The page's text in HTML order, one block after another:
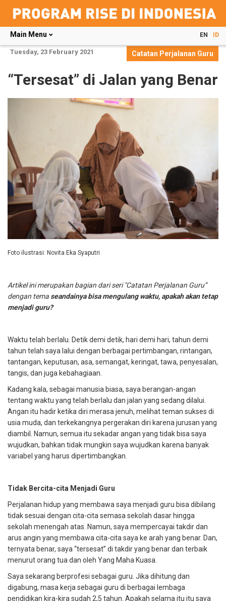
Skip
content
Main Menu EN ID
Catatan Perjalanan Guru
Tuesday, 23 February 2021
“Tersesat” di Jalan yang Benar
Foto ilustrasi: Novita Eka Syaputri
Artikel ini merupakan bagian dari seri "Catatan Perjalanan Guru”
dengan tema seandainya bisa mengulang waktu, apakah akan tetap
menjadi guru?
Waktu telah berlalu. Detik demi detik, hari demi hari, tahun demi
tahun telah saya lalui dengan berbagai pertimbangan, rintangan,
tantangan, keputusan, asa, semangat, keringat, tawa, penyesalan,
tangis, dan juga kebahagiaan.
Kadang kala, sebagai manusia biasa, saya berangan-angan
tentang waktu yang telah berlalu dan jalan yang sedang dilalui.
Angan itu hadir ketika diri merasa jenuh, melihat teman sukses di
usia muda, dan terkekangnya pergerakan diri karena jurusan yang
diambil. Namun, semua itu sekadar angan yang tidak bisa saya
wujudkan, bahkan tidak mungkin saya wujudkan karena banyak
variabel yang harus dipertimbangkan.
Tidak Bercita-cita Menjadi Guru
Perjalanan hidup yang membawa saya menjadi guru bisa dibilang
tidak sesuai dengan cita-cita semasa sekolah dasar hingga
sekolah menengah atas. Namun, saya mempercayai takdir dan
arus angin yang membawa cita-cita saya ke arah yang benar. Dan,
ternyata benar, saya “tersesat” di takdir yang benar dan terbaik
menurut orang tua dan oleh Yang Maha Kuasa.
Saya sekarang berprofesi sebagai guru. Jika dihitung dan
digabung, masa kerja sebagai guru di berbagai lembaga
pendidikan kira-kira sudah 2,5 tahun. Apakah selama itu itu saya